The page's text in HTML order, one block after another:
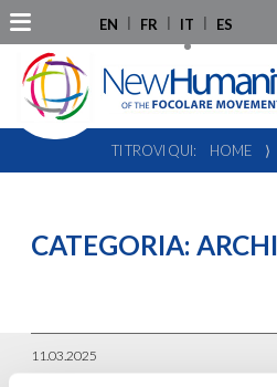
EN FR IT ES
TI TROVI QUI: HOME ⟩
CATEGORIA:
11.03.2025